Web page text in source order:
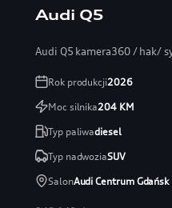
Audi Q5
Audi Q5 kamera360 / hak/
Rok produkcji2026
Moc silnika204KM
Typ paliwadiesel
Typ nadwoziaSUV
SalonAudi Centrum Gdańsk